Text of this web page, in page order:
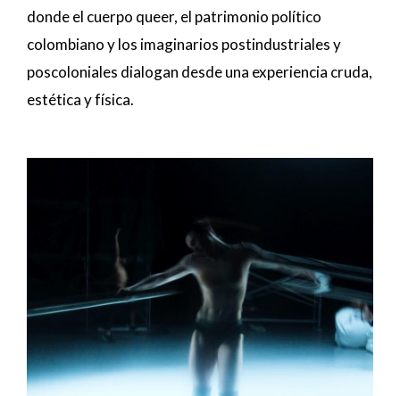
donde el cuerpo queer, el patrimonio político
colombiano y los imaginarios postindustriales y
poscoloniales dialogan desde una experiencia cruda,
estética y física.